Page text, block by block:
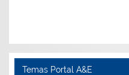
Temas Portal A&E